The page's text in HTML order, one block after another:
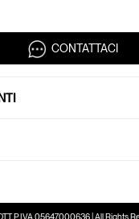
CONTATTACI